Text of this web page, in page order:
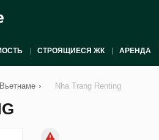
СТРОЯЩИЕСЯ ЖК АРЕНДА
› Nha Trang Renting